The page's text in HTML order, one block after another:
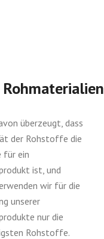
Rohmaterialien
überzeugt, dass
der Rohstoffe die
für ein
ist, und
wir für die
unserer
nur die
Rohstoffe.